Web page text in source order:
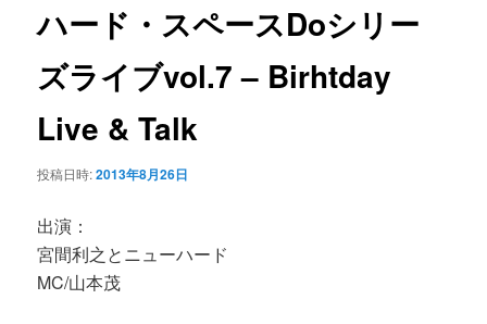
テ
ン
移
シ
ン
ハード・スペースDoシリー
ズライブvol.7 – Birhtday
Live & Talk
投稿日時:2013年8月26日
出演：
宮間利之とニューハード
MC/山本茂